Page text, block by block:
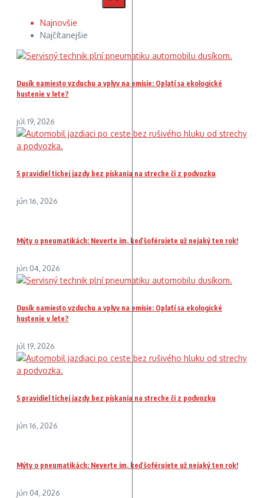
Najnovšie
Najčítanejšie
Dusík namiesto vzduchu a vplyv na emisie: Oplatí sa ekologické
hustenie v lete?
júl 19, 2026
5 pravidiel tichej jazdy bez pískania na streche či z podvozku
jún 16, 2026
Mýty o pneumatikách: Neverte im, keď šoférujete už nejaký ten rok!
jún 04, 2026
Dusík namiesto vzduchu a vplyv na emisie: Oplatí sa ekologické
hustenie v lete?
júl 19, 2026
5 pravidiel tichej jazdy bez pískania na streche či z podvozku
jún 16, 2026
Mýty o pneumatikách: Neverte im, keď šoférujete už nejaký ten rok!
jún 04, 2026